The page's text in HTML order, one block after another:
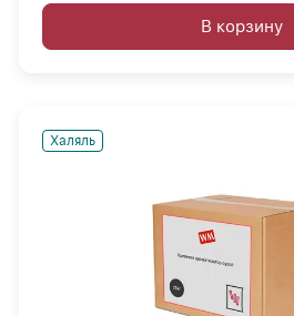
В корзину
Халяль